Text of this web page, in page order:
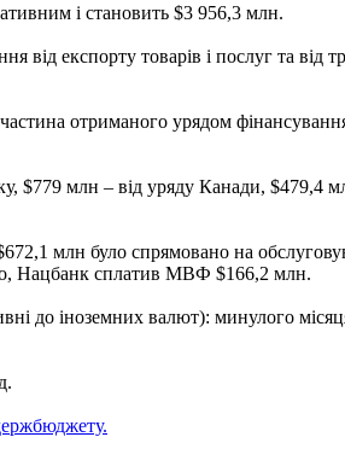
і становить $3 956,3 млн.
експорту товарів і послуг та від
отриманого урядом
$779 млн – від уряду Канади, $479,4
млн було спрямовано на
Нацбанк сплатив МВФ $166,2 млн.
до іноземних валют): минулого